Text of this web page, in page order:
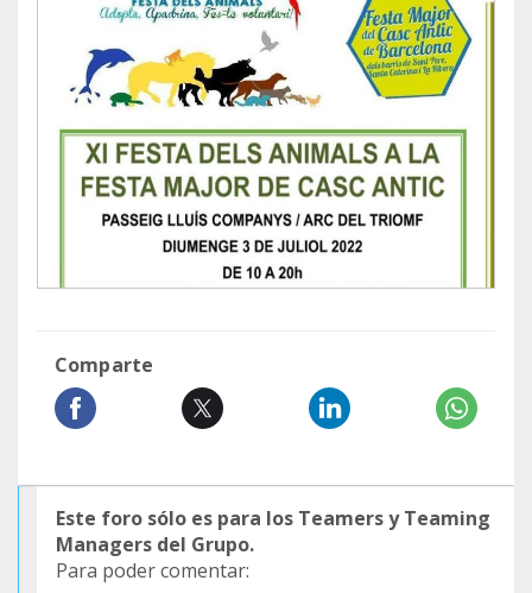
Comparte
Este foro sólo es para los Teamers y Teaming
Managers del Grupo.
Para poder comentar: